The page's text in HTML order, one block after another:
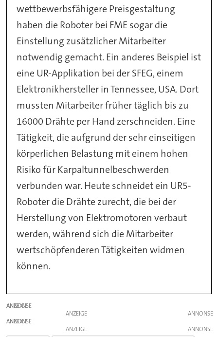
wettbewerbsfähigere Preisgestaltung
haben die Roboter bei FME sogar die
Einstellung zusätzlicher Mitarbeiter
notwendig gemacht. Ein anderes Beispiel ist
eine UR-Applikation bei der SFEG, einem
Elektronikhersteller in Tennessee, USA. Dort
mussten Mitarbeiter früher täglich bis zu
16000 Drähte per Hand zerschneiden. Eine
Tätigkeit, die aufgrund der sehr einseitigen
körperlichen Belastung mit einem hohen
Risiko für Karpaltunnelbeschwerden
verbunden war. Heute schneidet ein UR5-
Roboter die Drähte zurecht, die bei der
Herstellung von Elektromotoren verbaut
werden, während sich die Mitarbeiter
wertschöpfenderen Tätigkeiten widmen
können.
ANZEIGE
ANZEIGE
ANZEIGE
ANZEIGE